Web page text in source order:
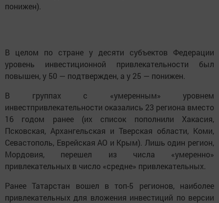
понижен).
В целом по стране у десяти субъектов Федерации
уровень инвестиционной привлекательности был
повышен, у 50 — подтвержден, а у 25 — понижен.
В группах с «умеренным» уровнем
инвестпривлекательности оказались 23 региона вместо
16 годом ранее (их список пополнили Хакасия,
Псковская, Архангельская и Тверская области, Коми,
Севастополь, Еврейская АО и Крым). Лишь один регион,
Мордовия, перешел из числа «умеренно»
привлекательных в число «средне» привлекательных.
Ранее Татарстан вошел в топ-5 регионов, наиболее
привлекательных для вложения инвестиций по версии